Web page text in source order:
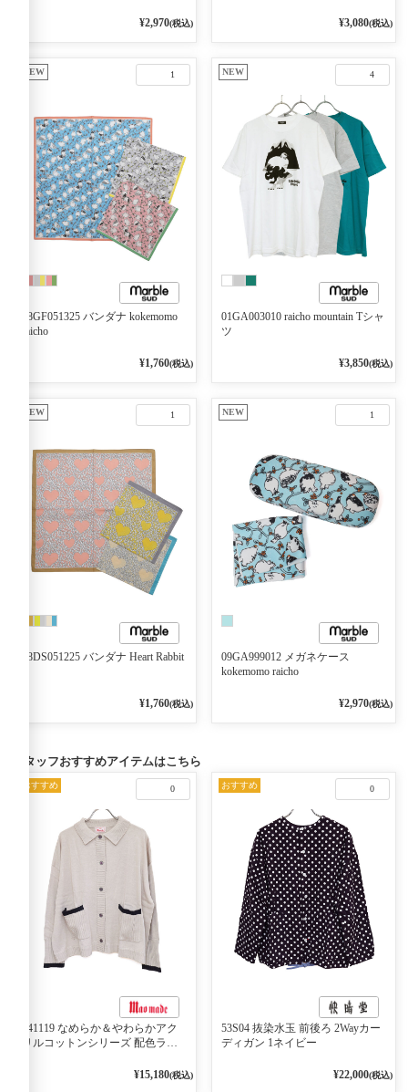
¥2,970(税込) ¥3,080(税込)
1
NEW
08GF051325 バンダナ kokemomo
raicho
¥1,760(税込)
4
NEW
01GA003010 raicho mountain Tシャ
ツ
¥3,850(税込)
1
NEW
08DS051225 バンダナ Heart Rabbit
¥1,760(税込)
1
NEW
09GA999012 メガネケース
kokemomo raicho
¥2,970(税込)
スタッフおすすめアイテムはこちら
0
おすすめ
541119 なめらか＆やわらかアク
リルコットンシリーズ 配色ライ
ン 10ベージュ×ネイビー¥15,180(税込)
0
おすすめ
53S04 抜染水玉 前後ろ 2Wayカー
ディガン 1ネイビー
¥22,000(税込)